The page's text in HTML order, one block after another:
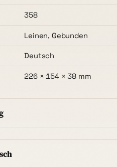
358
Leinen, Gebunden
Deutsch
226 × 154 × 38 mm